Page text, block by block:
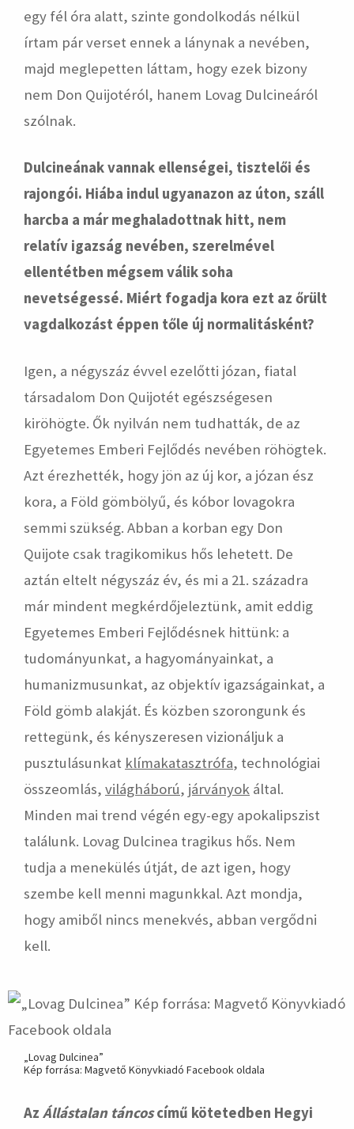
egy fél óra alatt, szinte gondolkodás nélkül
írtam pár verset ennek a lánynak a nevében,
majd meglepetten láttam, hogy ezek bizony
nem Don Quijotéról, hanem Lovag Dulcineáról
szólnak.
Dulcineának vannak ellenségei, tisztelői és
rajongói. Hiába indul ugyanazon az úton, száll
harcba a már meghaladottnak hitt, nem
relatív igazság nevében, szerelmével
ellentétben mégsem válik soha
nevetségessé. Miért fogadja kora ezt az őrült
vagdalkozást éppen tőle új normalitásként?
Igen, a négyszáz évvel ezelőtti józan, fiatal
társadalom Don Quijotét egészségesen
kiröhögte. Ők nyilván nem tudhatták, de az
Egyetemes Emberi Fejlődés nevében röhögtek.
Azt érezhették, hogy jön az új kor, a józan ész
kora, a Föld gömbölyű, és kóbor lovagokra
semmi szükség. Abban a korban egy Don
Quijote csak tragikomikus hős lehetett. De
aztán eltelt négyszáz év, és mi a 21. századra
már mindent megkérdőjeleztünk, amit eddig
Egyetemes Emberi Fejlődésnek hittünk: a
tudományunkat, a hagyományainkat, a
humanizmusunkat, az objektív igazságainkat, a
Föld gömb alakját. És közben szorongunk és
rettegünk, és kényszeresen vizionáljuk a
pusztulásunkat klímakatasztrófa, technológiai
összeomlás, világháború, járványok által.
Minden mai trend végén egy-egy apokalipszist
találunk. Lovag Dulcinea tragikus hős. Nem
tudja a menekülés útját, de azt igen, hogy
szembe kell menni magunkkal. Azt mondja,
hogy amiből nincs menekvés, abban vergődni
kell.
„Lovag Dulcinea”
Kép forrása: Magvető Könyvkiadó Facebook oldala
Az Állástalan táncoscímű kötetedben Hegyi